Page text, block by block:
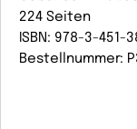
224 Seiten
ISBN: 978-3-451-
Bestellnummer: